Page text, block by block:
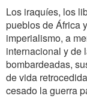
Los iraquíes, los
pueblos de África
imperialismo, a
internacional y de
bombardeadas,
de vida
cesado la guerra